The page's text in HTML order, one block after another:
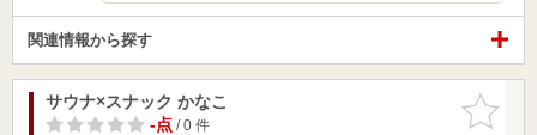
関連情報から探す
お気に入
りに追加
サウナ×スナック かなこ
-点/ 0 件